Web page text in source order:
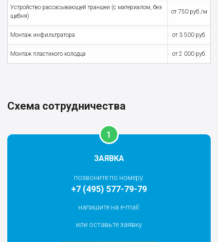
Устройство рассасывающей траншеи (с материалом, без
щебня)
от 750 руб./м
Монтаж инфильтратора от 3 500 руб.
Монтаж пластикого колодца от 2 000 руб.
Схема сотрудничества
ЗАЯВКА
позвоните по номеру:
+7 (495) 577-79-79
напишите на e-mail:
или оставьте заявку